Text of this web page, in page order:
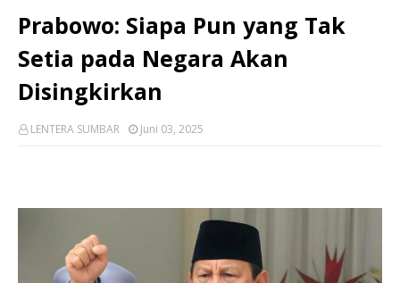
Prabowo: Siapa Pun yang Tak
Setia pada Negara Akan
Disingkirkan
LENTERA SUMBAR Juni 03, 2025